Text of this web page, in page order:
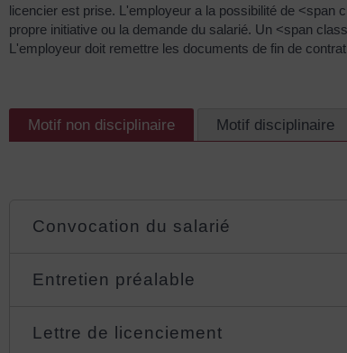
licencier est prise. L'employeur a la possibilité de <span
propre initiative ou la demande du salarié. Un <span
L'employeur doit remettre les documents de fin de
Motif non disciplinaire Motif disciplinaire
Convocation du salarié
Entretien préalable
Lettre de licenciement